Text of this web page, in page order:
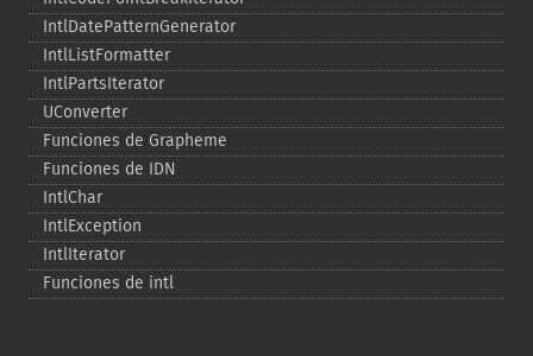
IntlDatePatternGenerator
IntlListFormatter
IntlPartsIterator
UConverter
Funciones de Grapheme
Funciones de IDN
IntlChar
IntlException
IntlIterator
Funciones de intl